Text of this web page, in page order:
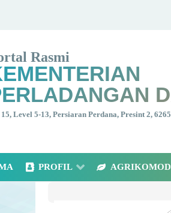
Rasmi
15, Level 5-13, Persiaran Perdana, Presint 2,
PROFIL